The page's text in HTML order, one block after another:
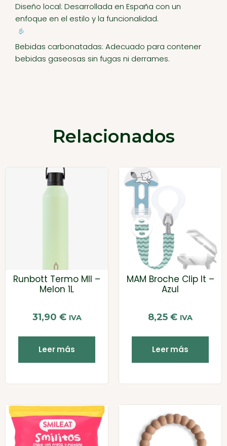
Diseño local: Desarrollada en España con un
enfoque en el estilo y la funcionalidad.
Bebidas carbonatadas: Adecuado para contener
bebidas gaseosas sin fugas ni derrames.
Relacionados
Runbott Termo MII –
Melon 1L
31,90 € IVA
Leer más
MAM Broche Clip It –
Azul
8,25 € IVA
Leer más